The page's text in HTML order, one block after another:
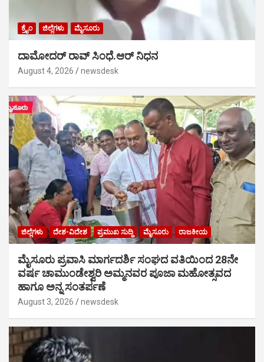
ಕ್ರೈಂ ಜಿಲ್ಲೆಗಳು ಮೈಸೂರು
ದಾಮೋದರ್ ರಾವ್ ಸಿಂಧೆ.ಆರ್ ನಿಧನ
August 4, 2026 newsdesk
ಜಿಲ್ಲೆಗಳು ದೇಶ-ವಿದೇಶ ಪ್ರಮುಖ ಸುದ್ದಿ ಮೈಸೂರು ರಾಜಕೀಯ
ಮೈಸೂರು ಪ್ರವಾಸಿ ಮಾರ್ಗದರ್ಶಿ ಸಂಘದ ವತಿಯಿಂದ 28ನೇ
ವರ್ಷ ಚಾಮುಂಡೇಶ್ವರಿ ಅಮ್ಮನವರ ಪೂಜಾ ಮಹೋತ್ಸವದ
ಹಾಗೂ ಅನ್ನ ಸಂತರ್ಪಣೆ
August 3, 2026 newsdesk